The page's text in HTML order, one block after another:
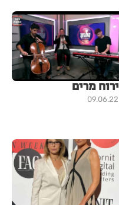
מרים
09.06.22